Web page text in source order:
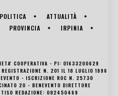
POLITICA
ATTUALITÀ
PROVINCIA
IRPINIA
COOPERATIVA - PI: 01633200629
N. 201 IL 18 LUGLIO 1996
- ISCRIZIONE ROC N. 25730
20 - BENEVENTO DIRETTORE
TISO REDAZIONE: 082450469